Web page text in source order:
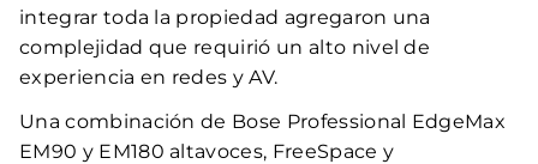
integrar toda la propiedad agregaron una
complejidad que requirió un alto nivel de
experiencia en redes y AV.
Una combinación de Bose Professional EdgeMax
EM90 y EM180 altavoces, FreeSpace y